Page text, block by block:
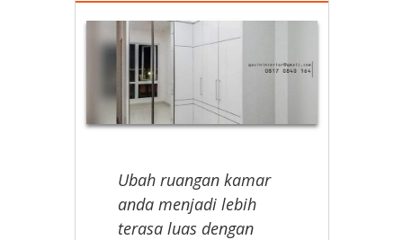
Ubah ruangan kamar
anda menjadi lebih
terasa luas dengan